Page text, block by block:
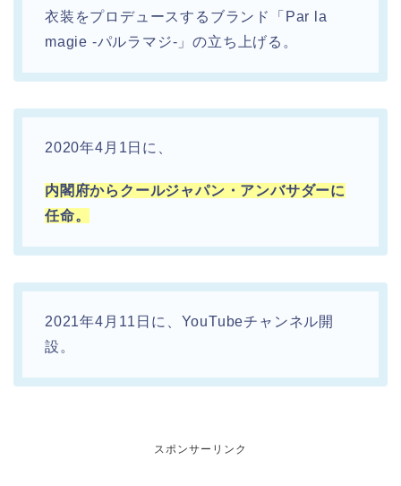
衣装をプロデュースするブランド「Par la
magie -パルラマジ-」の立ち上げる。
2020年4月1日に、
内閣府からクールジャパン・アンバサダーに
任命。
2021年4月11日に、YouTubeチャンネル開
設。
スポンサーリンク